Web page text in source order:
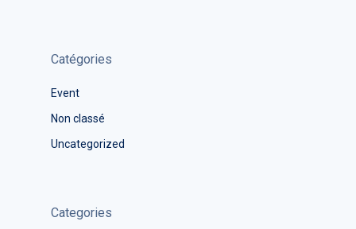
Catégories
Event
Non classé
Uncategorized
Categories